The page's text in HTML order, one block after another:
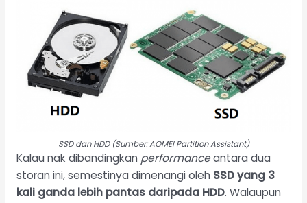
SSD dan HDD (Sumber: AOMEI Partition Assistant)
Kalau nak dibandingkan performanceantara dua
storan ini, semestinya dimenangi oleh SSD yang 3
kali ganda lebih pantas daripada HDD. Walaupun